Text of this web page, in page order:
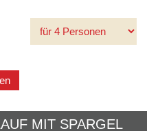
MIT SPARGEL